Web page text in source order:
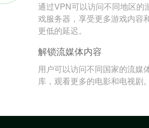
通过VPN可以访问不同地区的
戏服务器，享受更多游戏内容
更低的延迟。
解锁流媒体内容
用户可以访问不同国家的流媒
库，观看更多的电影和电视剧。